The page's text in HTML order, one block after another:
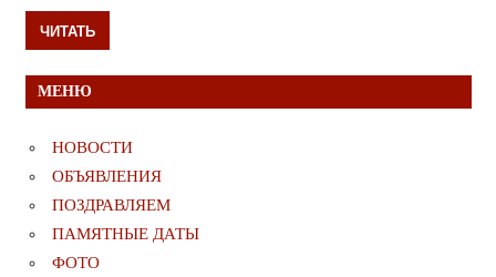
ЧИТАТЬ
МЕНЮ
НОВОСТИ
ОБЪЯВЛЕНИЯ
ПОЗДРАВЛЯЕМ
ПАМЯТНЫЕ ДАТЫ
ФОТО